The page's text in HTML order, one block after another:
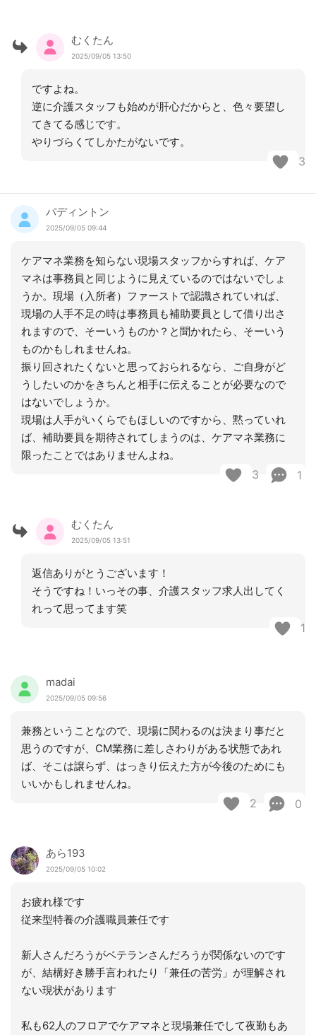
むくたん
2025/09/05 13:50
ですよね。
逆に介護スタッフも始めが肝心だからと、色々要望し
てきてる感じです。
やりづらくてしかたがないです。
3
パディントン
2025/09/05 09:44
ケアマネ業務を知らない現場スタッフからすれば、ケア
マネは事務員と同じように見えているのではないでしょ
うか。現場（入所者）ファーストで認識されていれば、
現場の人手不足の時は事務員も補助要員として借り出さ
れますので、そーいうものか？と聞かれたら、そーいう
ものかもしれませんね。
振り回されたくないと思っておられるなら、ご自身がど
うしたいのかをきちんと相手に伝えることが必要なので
はないでしょうか。
現場は人手がいくらでもほしいのですから、黙っていれ
ば、補助要員を期待されてしまうのは、ケアマネ業務に
限ったことではありませんよね。
3 1
むくたん
2025/09/05 13:51
返信ありがとうございます！
そうですね！いっその事、介護スタッフ求人出してく
れって思ってます笑
1
madai
2025/09/05 09:56
兼務ということなので、現場に関わるのは決まり事だと
思うのですが、CM業務に差しさわりがある状態であれ
ば、そこは譲らず、はっきり伝えた方が今後のためにも
いいかもしれませんね。
2 0
あら193
2025/09/05 10:02
お疲れ様です
従来型特養の介護職員兼任です
新人さんだろうがベテランさんだろうが関係ないのです
が、結構好き勝手言われたり「兼任の苦労」が理解され
ない現状があります
私も62人のフロアでケアマネと現場兼任でして夜勤もあ